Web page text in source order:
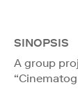
SINOPSIS
A group